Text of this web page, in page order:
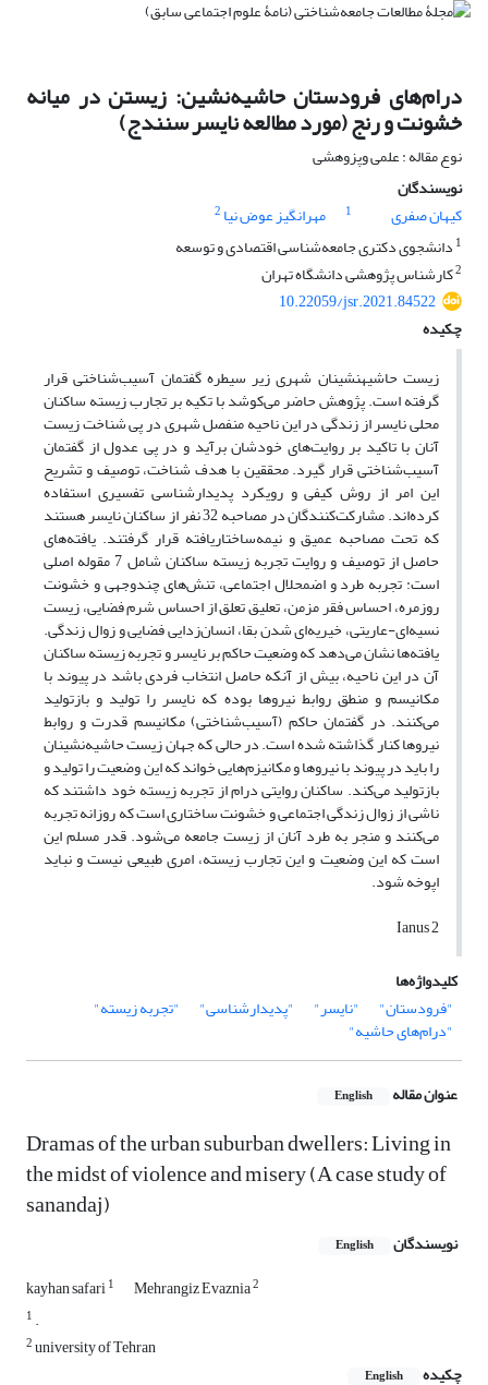
درام‌های فرودستان حاشیه‌نشین: زیستن در میانه
خشونت و رنج (مورد مطالعه نایسر سنندج)
نوع مقاله : علمی وپزوهشی
نویسندگان
کیهان صفری
1 مهرانگیز عوض نیا 2
1 دانشجوی دکتری جامعه‌شناسی اقتصادی و توسعه
2کارشناس پژوهشی دانشگاه تهران
10.22059/jsr.2021.84522
چکیده
زیست حاشیه‎نشینان شهری زیر سیطره گفتمان آسیب‌شناختی قرار
گرفته است. پژوهش حاضر می‌کوشد با تکیه بر تجارب زیسته ساکنان
محلی نایسر از زندگی در این ناحیه منفصل شهری در پی شناخت زیست
آنان با تاکید بر روایت‌های خودشان برآید و در پی عدول از گفتمان
آسیب‌شناختی قرار گیرد. محققین با هدف شناخت، توصیف و تشریح
این امر از روش کیفی و رویکرد پدیدارشناسی تفسیری استفاده
کرده‌اند. مشارکت‌کنندگان در مصاحبه 32 نفر از ساکنان نایسر هستند
که تحت مصاحبه عمیق و نیمه‌ساختاریافته قرار گرفتند. یافته‌های
حاصل از توصیف و روایت تجربه زیسته ساکنان شامل 7 مقوله اصلی
است: تجربه طرد و اضمحلال اجتماعی، تنش‌های چندوجهی و خشونت
روزمره، احساس فقر مزمن، تعلیق تعلق از احساس شرم فضایی، زیست
نسیه‌ای-عاریتی، خیریه‌ای شدن بقا، انسان‌زدایی فضایی و زوال زندگی.
یافته‌ها نشان می‌دهد که وضعیت حاکم بر نایسر و تجربه زیسته ساکنان
آن در این ناحیه، بیش از آنکه حاصل انتخاب فردی باشد در پیوند با
مکانیسم و منطق روابط نیروها بوده که نایسر را تولید و بازتولید
می‌کنند. در گفتمان حاکم (آسیب‌شناختی) مکانیسم قدرت و روابط
نیروها کنار گذاشته شده است. در حالی که جهان زیست حاشیه‌نشینان
را باید در پیوند با نیروها و مکانیزم‌هایی خواند که این وضعیت را تولید و
بازتولید می‌کند. ساکنان روایتی درام از تجربه زیسته خود داشتند که
ناشی از زوال زندگی اجتماعی و خشونت ساختاری است که روزانه تجربه
می‌کنند و منجر به طرد آنان از زیست جامعه می‌شود. قدر مسلم این
است که این وضعیت و این تجارب زیسته، امری طبیعی نیست و نباید
اپوخه شود.
2 Ianus
کلیدواژه‌ها
"فرودستان"
"نایسر" "پدیدارشناسی" "تجربه زیسته"
"درام‌های حاشیه"
عنوان مقاله English
Dramas of the urban suburban dwellers: Living in
the midst of violence and misery (A case study of
sanandaj)
نویسندگان English
kayhan safari1 Mehrangiz Evaznia2
1 .
2university of Tehran
چکیده
English